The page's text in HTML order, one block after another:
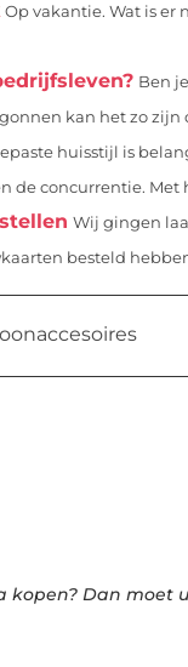
Op vakantie. Wat is er
Ben
kan het zo zijn
huisstijl is
de concurrentie. Met
Wij gingen
besteld
Dan moet